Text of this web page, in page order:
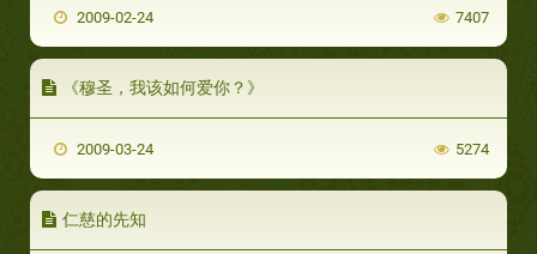
2009-02-24 7407
《穆圣，我该如何爱你？》
2009-03-24 5274
仁慈的先知